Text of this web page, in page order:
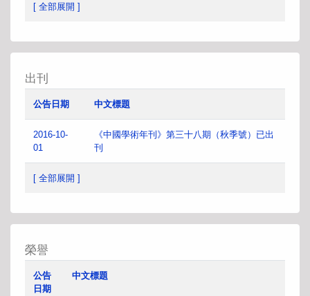
[ 全部展開 ]
出刊
公告日期 中文標題
2016-10-
01
《中國學術年刊》第三十八期（秋季號）已出
刊
[ 全部展開 ]
榮譽
公告
日期
中文標題